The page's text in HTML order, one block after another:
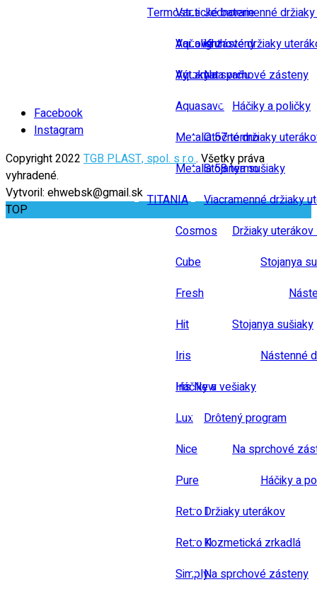
Vane
Vaňové zásteny
Výtoky na vaňu
Termostatické baterie
Aqualight
Aquamat
Aquasave
Metalia 57 termo
Metalia 58 termo
TITANIA
Cosmos
Cube
Fresh
Hit
Iris
Iris New
Lux
Nice
Pure
Retro I
Retro II
Simply
Jednoramenné
Kruhové držiaky
Na sprchové zásteny
Háčiky a poličky
Otočné držiaky
Stojanya sušiaky
Viacramenné držiaky
Držiaky
Stojanya
Stojanya sušiaky
Nástenné
Háčiky a vešiaky
Drôtený program
Na sprchové
Háčiky a
Držiaky uterákov
Kozmetická zrkadlá
Na sprchové zásteny
Facebook
Instagram
Copyright 2022 TGB PLAST, spol. s r.o.. Všetky práva
vyhradené.
Vytvoril: ehwebsk@gmail.sk
TOP